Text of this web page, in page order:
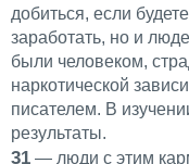
добиться, если
заработать, но и
были человеком,
наркотической
писателем. В
результаты.
31 — люди с этим